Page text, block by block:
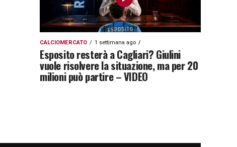
CALCIOMERCATO 1 settimana ago
Esposito resterà a Cagliari? Giulini
vuole risolvere la situazione, ma per 20
milioni può partire – VIDEO